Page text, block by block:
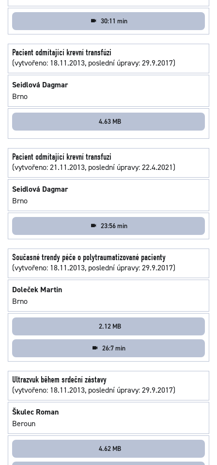
30:11 min
Pacient odmítající krevní transfúzi
(vytvořeno: 18.11.2013, poslední úpravy: 29.9.2017)
Seidlová Dagmar
Brno
4.63 MB
Pacient odmítající krevní transfuzi
(vytvořeno: 21.11.2013, poslední úpravy: 22.4.2021)
Seidlová Dagmar
Brno
23:56 min
Současné trendy péče o polytraumatizované pacienty
(vytvořeno: 18.11.2013, poslední úpravy: 29.9.2017)
Doleček Martin
Brno
2.12 MB
26:7 min
Ultrazvuk během srdeční zástavy
(vytvořeno: 18.11.2013, poslední úpravy: 29.9.2017)
Škulec Roman
Beroun
4.62 MB